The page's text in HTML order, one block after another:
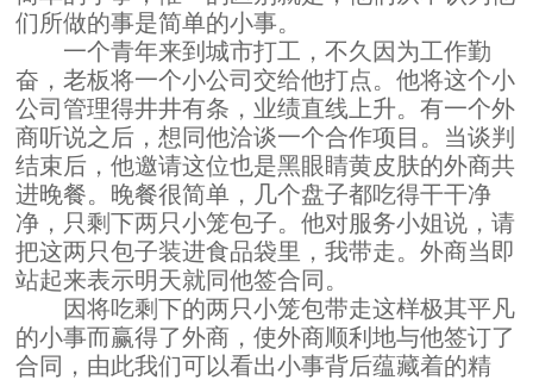
们所做的事是简单的小事。
一个青年来到城市打工，不久因为工作勤
奋，老板将一个小公司交给他打点。他将这个小
公司管理得井井有条，业绩直线上升。有一个外
商听说之后，想同他洽谈一个合作项目。当谈判
结束后，他邀请这位也是黑眼睛黄皮肤的外商共
进晚餐。晚餐很简单，几个盘子都吃得干干净
净，只剩下两只小笼包子。他对服务小姐说，请
把这两只包子装进食品袋里，我带走。外商当即
站起来表示明天就同他签合同。
因将吃剩下的两只小笼包带走这样极其平凡
的小事而赢得了外商，使外商顺利地与他签订了
合同，由此我们可以看出小事背后蕴藏着的精